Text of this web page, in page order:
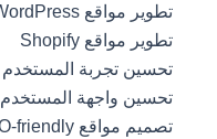
تطوير مواقع WordPress
تطوير مواقع Shopify
تحسين تجربة المستخدم (UX)
تحسين واجهة المستخدم (UI)
تصميم مواقع SEO-friendly